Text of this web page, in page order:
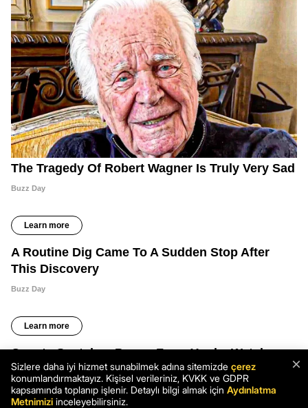
×
Sizlere daha iyi hizmet sunabilmek adına sitemizde çerez
konumlandırmaktayız. Kişisel verileriniz, KVKK ve GDPR
kapsamında toplanıp işlenir. Detaylı bilgi almak için Aydınlatma
Metnimizi inceleyebilirsiniz.